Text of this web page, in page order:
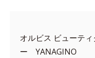
オルビス ビューテ
ー YANAGINO